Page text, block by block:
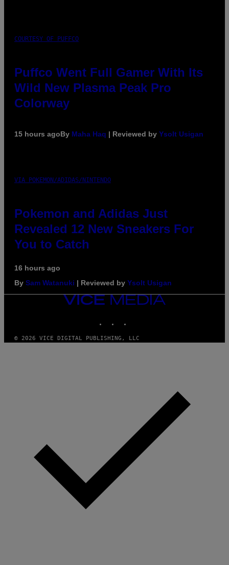
COURTESY OF PUFFCO
Puffco Went Full Gamer With Its
Wild New Plasma Peak Pro
Colorway
15 hours agoBy Maha Haq | Reviewed by Ysolt Usigan
VIA POKEMON/ADIDAS/NINTENDO
Pokemon and Adidas Just
Revealed 12 New Sneakers For
You to Catch
16 hours ago
By Sam Watanuki | Reviewed by Ysolt Usigan
VICE
MEDIA
© 2026 VICE DIGITAL PUBLISHING, LLC